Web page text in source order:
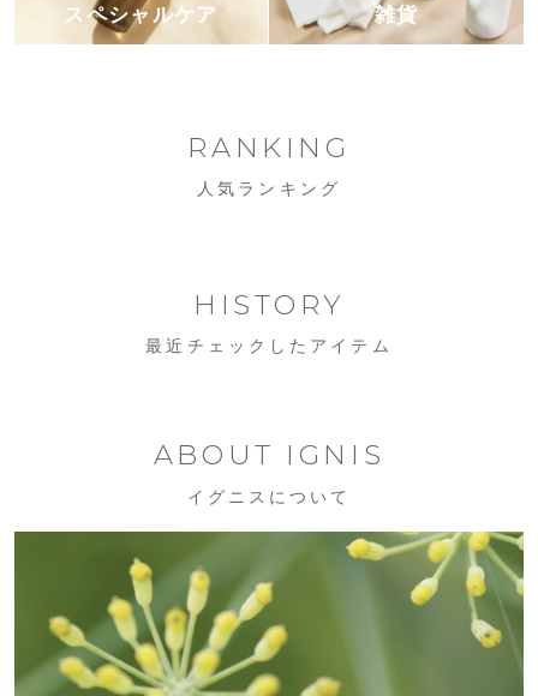
スペシャルケア 雑貨
RANKING
人気ランキング
HISTORY
最近チェックしたアイテム
ABOUT IGNIS
イグニスについて